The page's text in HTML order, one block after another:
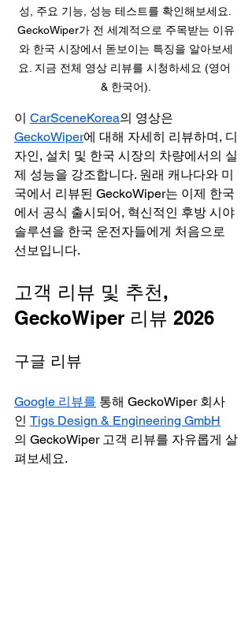
성, 주요 기능, 성능 테스트를 확인해보세요.
GeckoWiper가 전 세계적으로 주목받는 이유
와 한국 시장에서 돋보이는 특징을 알아보세
요. 지금 전체 영상 리뷰를 시청하세요 (영어
& 한국어).
이 CarSceneKorea의 영상은
GeckoWiper에 대해 자세히 리뷰하며, 디
자인, 설치 및 한국 시장의 차량에서의 실
제 성능을 강조합니다. 원래 캐나다와 미
국에서 리뷰된 GeckoWiper는 이제 한국
에서 공식 출시되어, 혁신적인 후방 시야
솔루션을 한국 운전자들에게 처음으로
선보입니다.
고객 리뷰 및 추천,
GeckoWiper 리뷰 2026
구글 리뷰
Google 리뷰를 통해 GeckoWiper 회사
인 Tigs Design & Engineering GmbH
의 GeckoWiper 고객 리뷰를 자유롭게 살
펴보세요.